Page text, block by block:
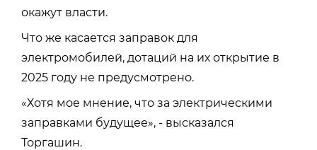
окажут власти.
Что же касается заправок для
электромобилей, дотаций на их открытие в
2025 году не предусмотрено.
«Хотя мое мнение, что за электрическими
заправками будущее», - высказался
Торгашин.